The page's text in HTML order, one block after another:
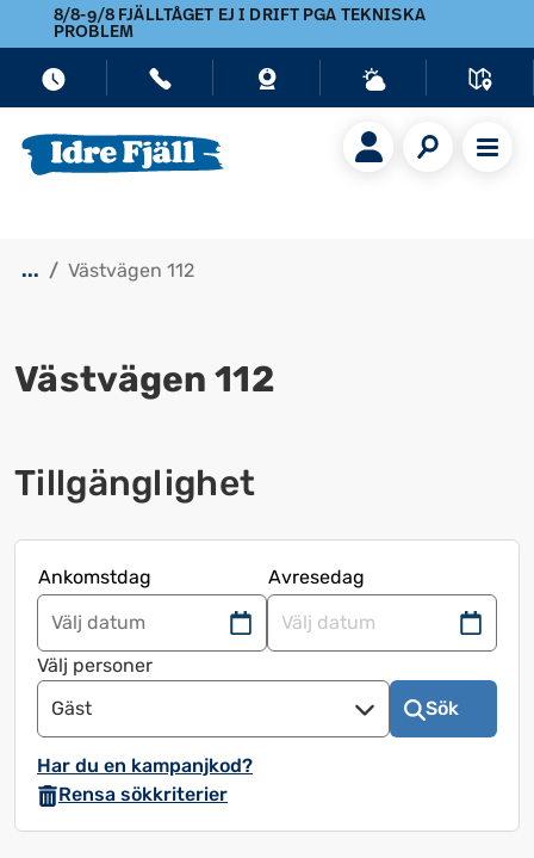
8/8-9/8 FJÄLLTÅGET EJ I DRIFT PGA TEKNISKA
PROBLEM
... Västvägen 112
Västvägen 112
Tillgänglighet
Ankomstdag
Avresedag
Navigera
framåt
för
att
kalendern
och
välja
Navigera
välja
Välj personer
Gäst
Sök
Har du en kampanjkod?
Rensa sökkriterier